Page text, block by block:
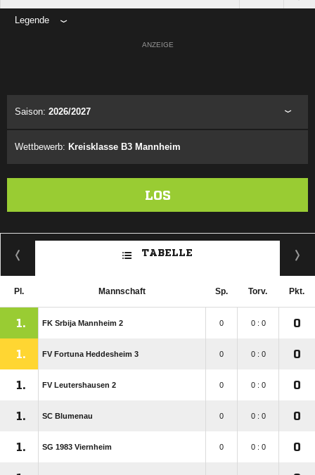
Legende
ANZEIGE
Saison: 2026/2027
Wettbewerb: Kreisklasse B3 Mannheim
LOS
TABELLE
Pl. Mannschaft Sp. Torv. Pkt.
1. FK Srbija Mannheim 2 0 0 : 0 0
1. FV Fortuna Heddesheim 3 0 0 : 0 0
1. FV Leutershausen 2 0 0 : 0 0
1. SC Blumenau 0 0 : 0 0
1. SG 1983 Viernheim 0 0 : 0 0